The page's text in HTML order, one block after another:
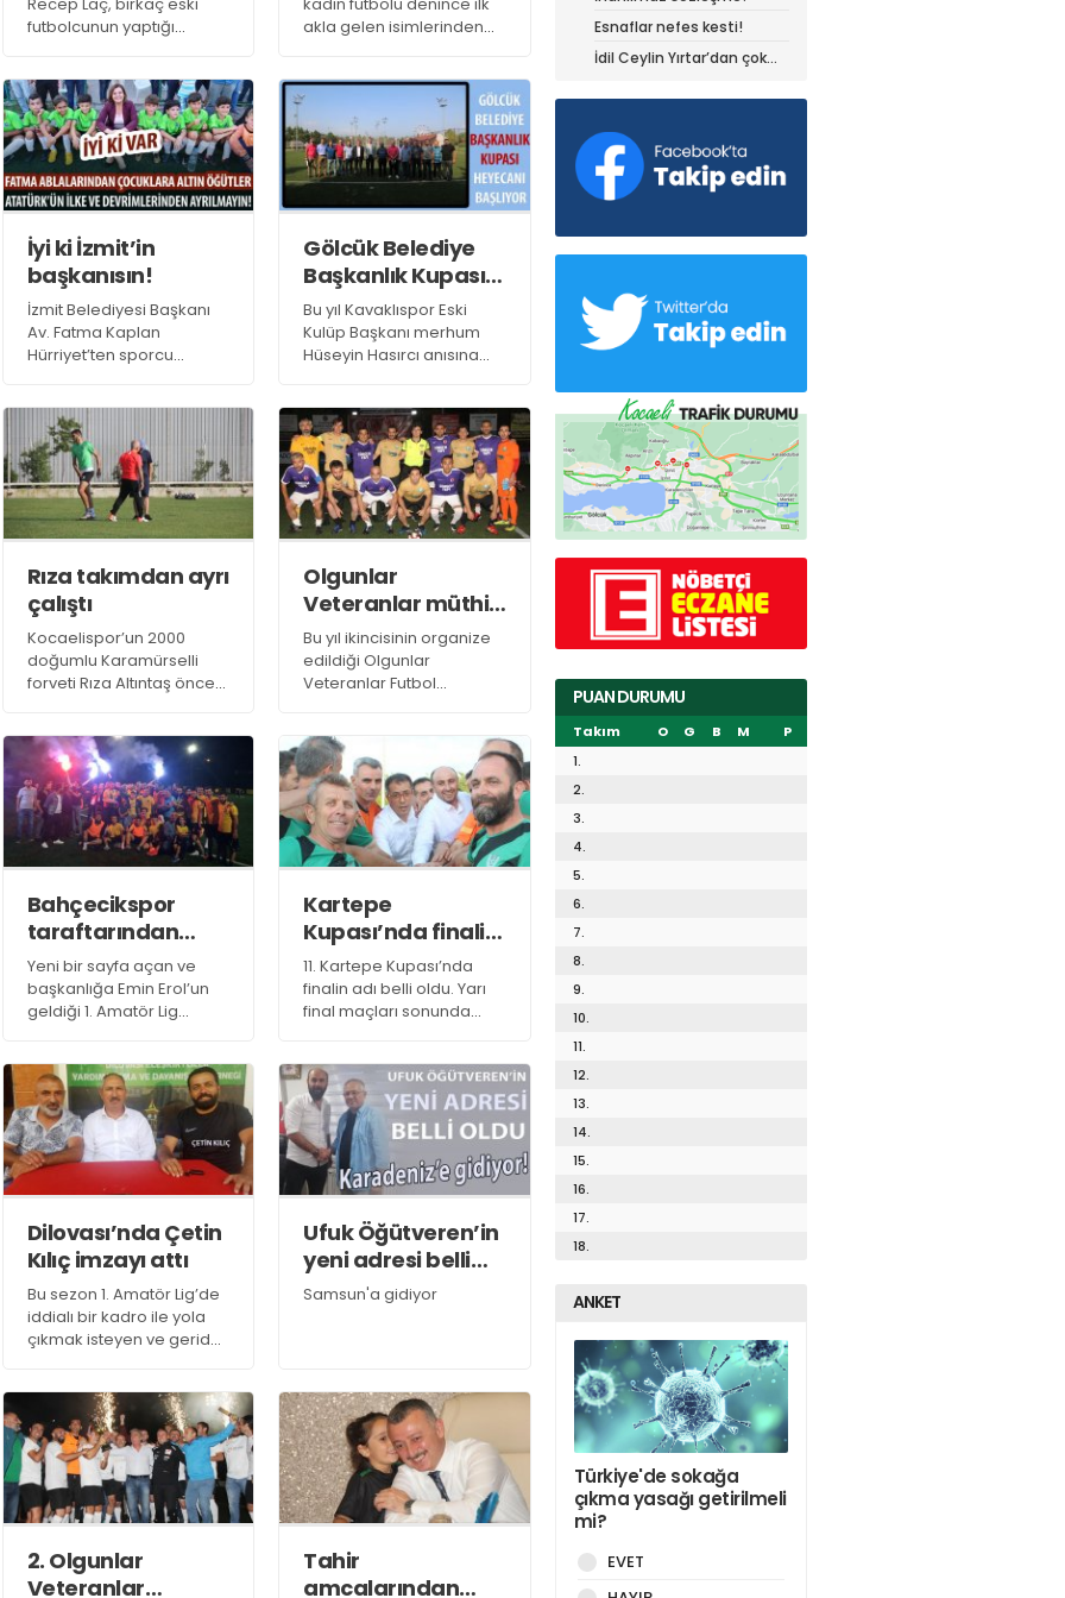
futbolcunun yaptığı
yumdu gözünü.
akla gelen isimlerinden
İyi ki İzmit’in
başkanısın!
İzmit Belediyesi Başkanı
Av. Fatma Kaplan
Hürriyet’ten sporcu
inkılaplarından
ayrılmayın” diyen genç
başkan tüyleri diken diken
etti.
Gölcük Belediye
Başkanlık Kupası
heyecanı başlıyor
Bu yıl Kavaklıspor Eski
Kulüp Başkanı merhum
Hüseyin Hasırcı anısına
Kupası’nın kura çekimi,
Gölcük Belediyesi Kavaklı
Spor Kompleksi’nde,
Gölcük Belediye Başkanı
Ali Yıldırım Sezer’in
katılımıyla gerçekleştirildi.
Rıza takımdan ayrı
çalıştı
Kocaelispor’un 2000
doğumlu Karamürselli
forveti Rıza Altıntaş önceki
Olgunlar
Veteranlar müthiş
maçlarla başladı
Bu yıl ikincisinin organize
edildiği Olgunlar
Veteranlar Futbol
Bahçecikspor
taraftarından
antrenmana
çıkarma!
Yeni bir sayfa açan ve
başkanlığa Emin Erol’un
geldiği 1. Amatör Lig
da yeni sezon öncesi
hayli umutlu.
Bahçecikspor’un cefakar
taraftarı takımın
antrenmanını ziyaret etti
ve Bahçecikspor’a destek
Kartepe
Kupası’nda finalin
adı: Avluburun –
Şirinsulhiye!
11. Kartepe Kupası’nda
finalin adı belli oldu. Yarı
final maçları sonunda
Suadiye’yi 3-2 mağlup
eden Şirinsulhiye adlarını
dev organizasyonun
finaline yazdırdı.
Dilovası’nda Çetin
Kılıç imzayı attı
Bu sezon 1. Amatör Lig’de
iddialı bir kadro ile yola
çıkmak isteyen ve geride
dönen Dilovası
Belediyespor, genç teknik
adam Çetin Kılıç ile
anlaştı.
Ufuk Öğütveren’in
yeni adresi belli
oldu
Samsun'a gidiyor
2. Olgunlar
Veteranlar
Tahir
amcalarından
Esnaflar nefes kesti!
İdil Ceylin Yırtar’dan çok
PUAN DURUMU
Takım O G B M
P
1.
2.
3.
4.
5.
6.
7.
8.
9.
10.
11.
12.
13.
14.
15.
16.
17.
18.
ANKET
Türkiye'de sokağa
çıkma yasağı getirilmeli
mi?
EVET